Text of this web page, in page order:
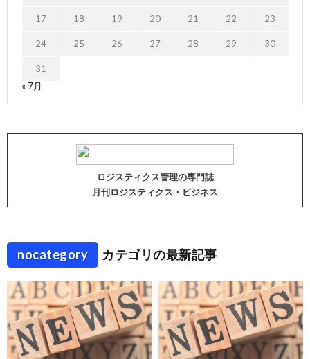
17 18 19 20 21 22 23
24 25 26 27 28 29 30
31
« 7月
ロジスティクス管理の専門誌
月刊ロジスティクス・ビジネス
nocategory カテゴリの最新記事